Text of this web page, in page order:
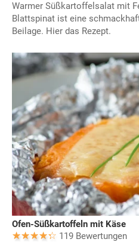
Warmer Süßkartoffelsalat mit
Blattspinat ist eine
Beilage. Hier das Rezept.
Ofen-Süßkartoffeln mit Käse
119 Bewertungen